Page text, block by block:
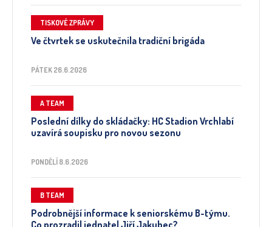
TISKOVÉ ZPRÁVY
Ve čtvrtek se uskutečnila tradiční brigáda
PÁTEK 26.6.2026
A TEAM
Poslední dílky do skládačky: HC Stadion Vrchlabí
uzavírá soupisku pro novou sezonu
PONDĚLÍ 8.6.2026
B TEAM
Podrobnější informace k seniorskému B-týmu.